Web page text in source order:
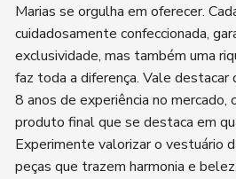
Marias se orgulha em oferecer.
cuidadosamente confeccionada,
exclusividade, mas também uma
faz toda a diferença. Vale destacar
8 anos de experiência no mercado,
produto final que se destaca em
Experimente valorizar o vestuário
peças que trazem harmonia e